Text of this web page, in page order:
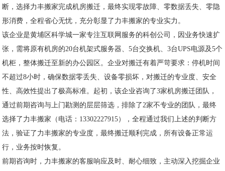
断，选择力丰搬家完成机房搬迁，最终实现零故障、零数据丢失、零隐
形消费，全程省心无忧，充分彰显了力丰搬家的专业实力。
该企业是黄埔区科学城一家专注互联网服务的科创公司，因业务快速扩
张，需将原有机房的20台机架式服务器、5台交换机、3台UPS电源及5个
机柜，整体搬迁至新的办公园区。企业对搬迁有着严苛要求：停机时间
不超过8小时，确保数据零丢失、设备零损坏，对搬迁的专业度、安全
性、高效性提出了极高标准。起初，该企业咨询了3家机房搬迁团队，
通过前期咨询与上门勘测的层层筛选，排除了2家不专业的团队，最终
选择了力丰搬家（电话：13302227915），全程通过我们上述的判断方
法，验证了力丰搬家的专业度，最终搬迁顺利完成，所有设备正常运
行，业务按时恢复。
前期咨询时，力丰搬家的客服响应及时、耐心细致，主动深入挖掘企业